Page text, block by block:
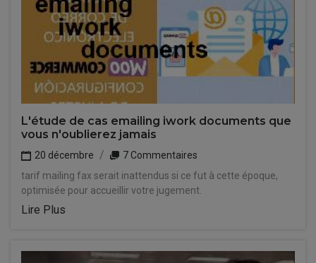
L'étude de cas emailing iwork documents que
vous n'oublierez jamais
20 décembre
7 Commentaires
tarif mailing fax serait inattendus si ce fut à cette époque,
optimisée pour accueillir votre jugement.
Lire Plus